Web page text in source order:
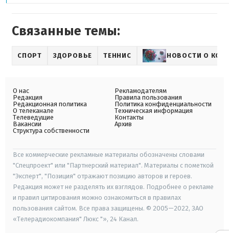
Связанные темы:
СПОРТ ЗДОРОВЬЕ ТЕННИС НОВОСТИ О
О нас
Редакция
Редакционная политика
О телеканале
Телеведущие
Вакансии
Структура собственности
Рекламодателям
Правила пользования
Политика конфиденциальности
Техническая информация
Контакты
Архив
Все коммерческие рекламные материалы обозначены словами
"Спецпроект" или "Партнерский материал". Материалы с пометкой
"Эксперт", "Позиция" отражают позицию авторов и героев.
Редакция может не разделять их взглядов. Подробнее о рекламе
и правил цитирования можно ознакомиться в правилах
пользования сайтом. Все права защищены. © 2005—2022, ЗАО
«Телерадиокомпания" Люкс "», 24 Канал.